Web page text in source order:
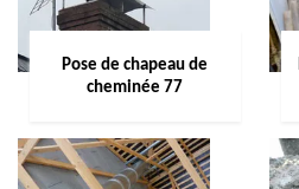
Pose de chapeau de
cheminée 77